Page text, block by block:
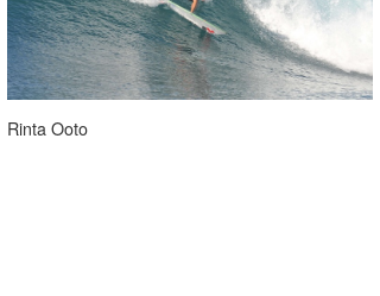
Rinta Ooto